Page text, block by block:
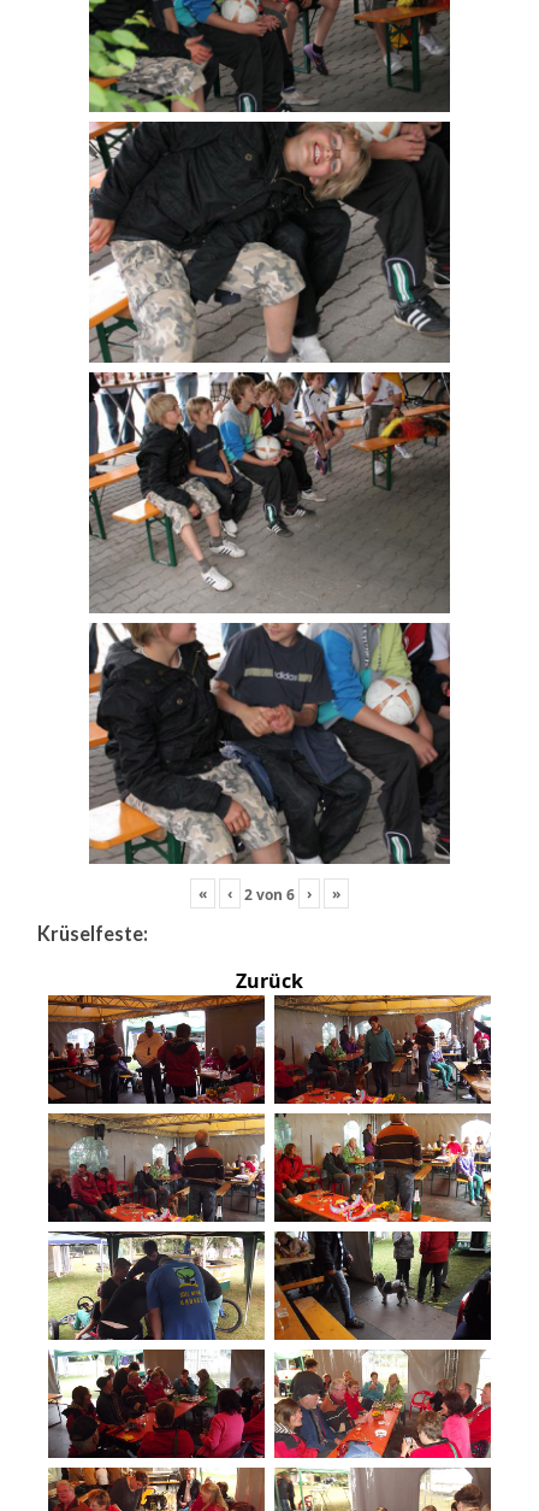
« ‹ 2von 6 › »
Krüselfeste:
Zurück